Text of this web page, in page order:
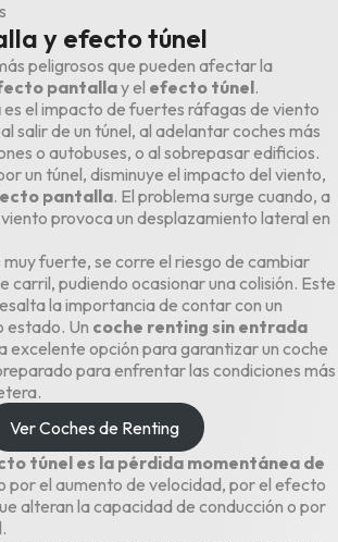
y efecto túnel
peligrosos que pueden afectar la
pantallay el efecto túnel.
es el impacto de fuertes ráfagas de viento
salir de un túnel, al adelantar coches más
o autobuses, o al sobrepasar edificios.
un túnel, disminuye el impacto del viento,
pantalla. El problema surge cuando, a
provoca un desplazamiento lateral en
fuerte, se corre el riesgo de cambiar
carril, pudiendo ocasionar una colisión. Este
la importancia de contar con un
estado. Un coche renting sin entrada
excelente opción para garantizar un coche
para enfrentar las condiciones más
Ver Coches de Renting
túnel es la pérdida momentánea de
por el aumento de velocidad, por el efecto
alteran la capacidad de conducción o por